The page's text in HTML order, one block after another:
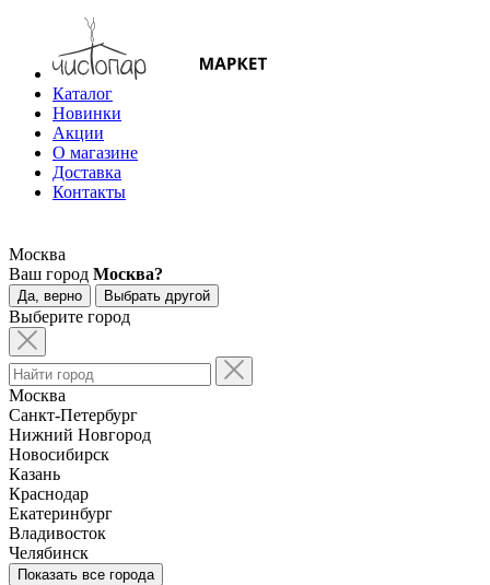
Каталог
Новинки
Акции
О магазине
Доставка
Контакты
Москва
Ваш город Москва?
Да, верно Выбрать другой
Выберите город
Москва
Санкт-Петербург
Нижний Новгород
Новосибирск
Казань
Краснодар
Екатеринбург
Владивосток
Челябинск
Показать все города